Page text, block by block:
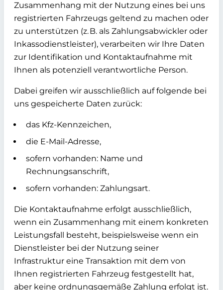
Zusammenhang mit der Nutzung eines bei uns
registrierten Fahrzeugs geltend zu machen oder
zu unterstützen (z. B. als Zahlungsabwickler oder
Inkassodienstleister), verarbeiten wir Ihre Daten
zur Identifikation und Kontaktaufnahme mit
Ihnen als potenziell verantwortliche Person.
Dabei greifen wir ausschließlich auf folgende bei
uns gespeicherte Daten zurück:
das Kfz-Kennzeichen,
die E-Mail-Adresse,
sofern vorhanden: Name und
Rechnungsanschrift,
sofern vorhanden: Zahlungsart.
Die Kontaktaufnahme erfolgt ausschließlich,
wenn ein Zusammenhang mit einem konkreten
Leistungsfall besteht, beispielsweise wenn ein
Dienstleister bei der Nutzung seiner
Infrastruktur eine Transaktion mit dem von
Ihnen registrierten Fahrzeug festgestellt hat,
aber keine ordnungsgemäße Zahlung erfolgt ist.